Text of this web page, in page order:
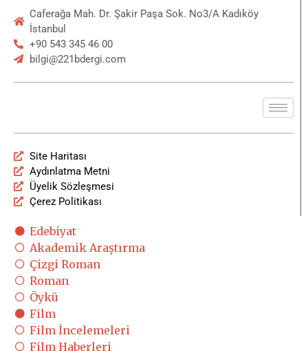
Caferağa Mah. Dr. Şakir Paşa Sok. No3/A Kadıköy
İstanbul
+90 543 345 46 00
bilgi@221bdergi.com
Site Haritası
Aydınlatma Metni
Üyelik Sözleşmesi
Çerez Politikası
Edebiyat
Akademik Araştırma
Çizgi Roman
Roman
Öykü
Film
Film İncelemeleri
Film Haberleri